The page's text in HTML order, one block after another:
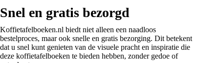
Snel en gratis bezorgd
Koffietafelboeken.nl biedt niet alleen een naadloos
bestelproces, maar ook snelle en gratis bezorging. Dit betekent
dat u snel kunt genieten van de visuele pracht en inspiratie die
deze koffietafelboeken te bieden hebben, zonder gedoe of